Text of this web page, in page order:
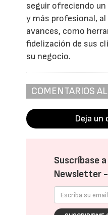
seguir ofreciendo
y más profesional,
avances, como
fidelización de sus
su negocio.
COMENTARIOS
Deja un
Suscríbase
Newsletter -